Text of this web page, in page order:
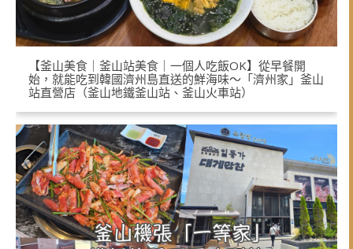
【釜山美食｜釜山站美食｜一個人吃飯OK】從早餐開
始，就能吃到韓國濟州島直送的鮮海味～「濟州家」釜山
站直營店（釜山地鐵釜山站、釜山火車站）